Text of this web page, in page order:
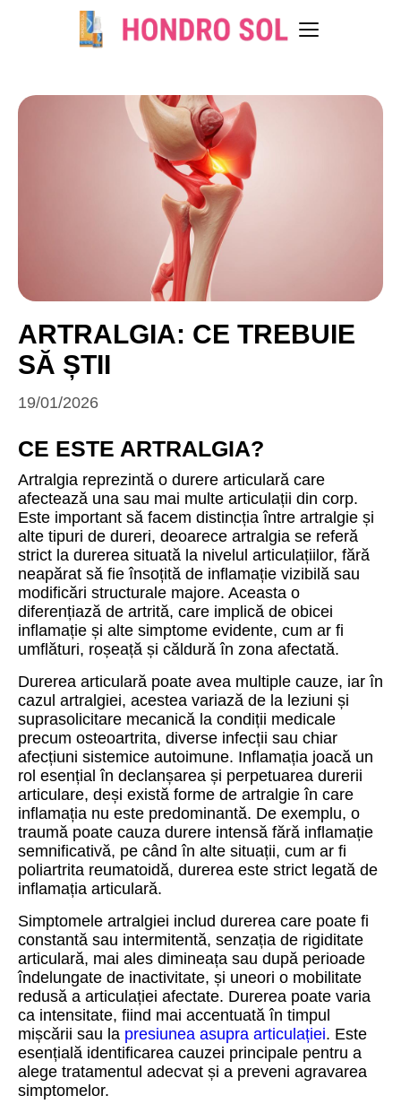
ARTRALGIA: CE TREBUIE
SĂ ȘTII
19/01/2026
CE ESTE ARTRALGIA?
Artralgia reprezintă o durere articulară care
afectează una sau mai multe articulații din corp.
Este important să facem distincția între artralgie și
alte tipuri de dureri, deoarece artralgia se referă
strict la durerea situată la nivelul articulațiilor, fără
neapărat să fie însoțită de inflamație vizibilă sau
modificări structurale majore. Aceasta o
diferențiază de artrită, care implică de obicei
inflamație și alte simptome evidente, cum ar fi
umflături, roșeață și căldură în zona afectată.
Durerea articulară poate avea multiple cauze, iar în
cazul artralgiei, acestea variază de la leziuni și
suprasolicitare mecanică la condiții medicale
precum osteoartrita, diverse infecții sau chiar
afecțiuni sistemice autoimune. Inflamația joacă un
rol esențial în declanșarea și perpetuarea durerii
articulare, deși există forme de artralgie în care
inflamația nu este predominantă. De exemplu, o
traumă poate cauza durere intensă fără inflamație
semnificativă, pe când în alte situații, cum ar fi
poliartrita reumatoidă, durerea este strict legată de
inflamația articulară.
Simptomele artralgiei includ durerea care poate fi
constantă sau intermitentă, senzația de rigiditate
articulară, mai ales dimineața sau după perioade
îndelungate de inactivitate, și uneori o mobilitate
redusă a articulației afectate. Durerea poate varia
ca intensitate, fiind mai accentuată în timpul
mișcării sau la presiunea asupra articulației. Este
esențială identificarea cauzei principale pentru a
alege tratamentul adecvat și a preveni agravarea
simptomelor.